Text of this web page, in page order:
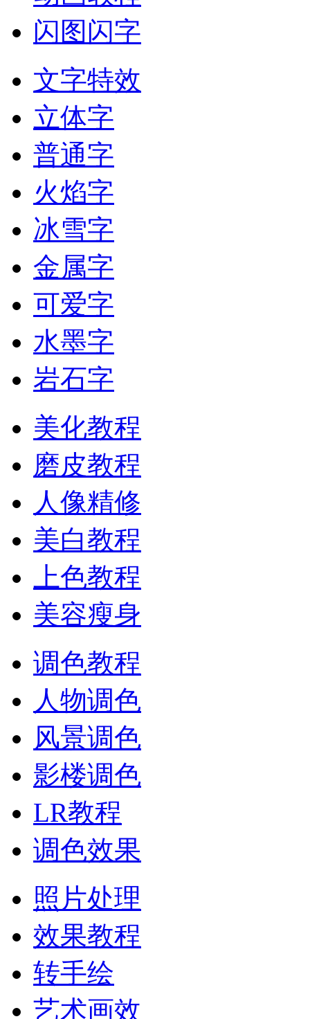
闪图闪字
文字特效
立体字
普通字
火焰字
冰雪字
金属字
可爱字
水墨字
岩石字
美化教程
磨皮教程
人像精修
美白教程
上色教程
美容瘦身
调色教程
人物调色
风景调色
影楼调色
LR教程
调色效果
照片处理
效果教程
转手绘
艺术画效